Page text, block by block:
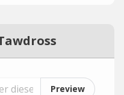
Preview